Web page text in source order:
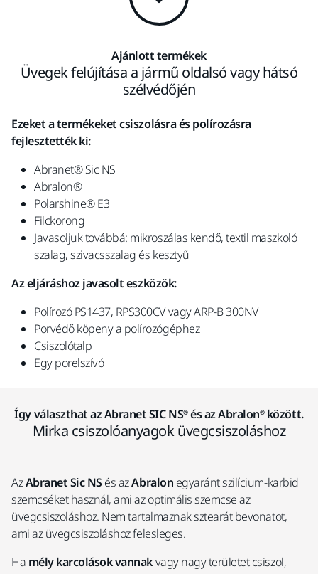
Ajánlott termékek
Üvegek felújítása a jármű oldalsó vagy hátsó
szélvédőjén
Ezeket a termékeket csiszolásra és polírozásra
fejlesztették ki:
Abranet®Sic NS
Abralon®
Polarshine®E3
Filckorong
Javasoljuk továbbá: mikroszálas kendő, textil maszkoló
szalag, szivacsszalag és kesztyű
Az eljáráshoz javasolt eszközök:
Polírozó PS1437, RPS300CV vagy ARP-B 300NV
Porvédő köpeny a polírozógéphez
Csiszolótalp
Egy porelszívó
Így választhat az Abranet SIC NS® és az Abralon® között.
Mirka csiszolóanyagok üvegcsiszoláshoz
AzAbranet Sic NS és azAbralon egyaránt szilícium-karbid
szemcséket használ, ami az optimális szemcse az
üvegcsiszoláshoz. Nem tartalmaznak sztearát bevonatot,
ami az üvegcsiszoláshoz felesleges.
Ha mély karcolások vannakvagy nagy területet csiszol,